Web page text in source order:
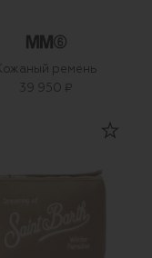
ремень
39 950 ₽